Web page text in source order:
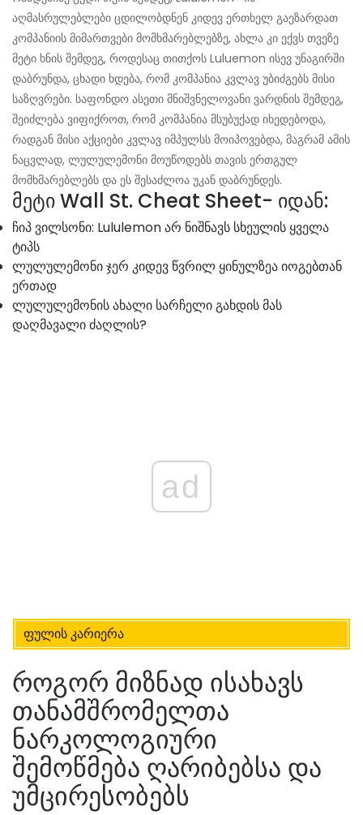
აღმასრულებლები ცდილობდნენ კიდევ ერთხელ გაეზარდათ
კომპანიის მიმართვები მომხმარებლებზე, ახლა კი ექვს თვეზე
მეტი ხნის შემდეგ, როდესაც თითქოს Luluemon ისევ უნაგირში
დაბრუნდა, ცხადი ხდება, რომ კომპანია კვლავ უბიძგებს მისი
საზღვრები. საფონდო ასეთი მნიშვნელოვანი ვარდნის შემდეგ,
შეიძლება ვიფიქროთ, რომ კომპანია მსუბუქად იხედებოდა,
რადგან მისი აქციები კვლავ იმპულსს მოიპოვებდა, მაგრამ ამის
ნაცვლად, ლულულემონი მოუწოდებს თავის ერთგულ
მომხმარებლებს და ეს შესაძლოა უკან დაბრუნდეს.
მეტი Wall St. Cheat Sheet- იდან:
ჩიპ ვილსონი: Lululemon არ ნიშნავს სხეულის ყველა
ტიპს
ლულულემონი ჯერ კიდევ წვრილ ყინულზეა იოგებთან
ერთად
ლულულემონის ახალი სარჩელი გახდის მას
დაღმავალი ძაღლის?
ad
ფულის კარიერა
როგორ მიზნად ისახავს
თანამშრომელთა
ნარკოლოგიური
შემოწმება ღარიბებსა და
უმცირესობებს